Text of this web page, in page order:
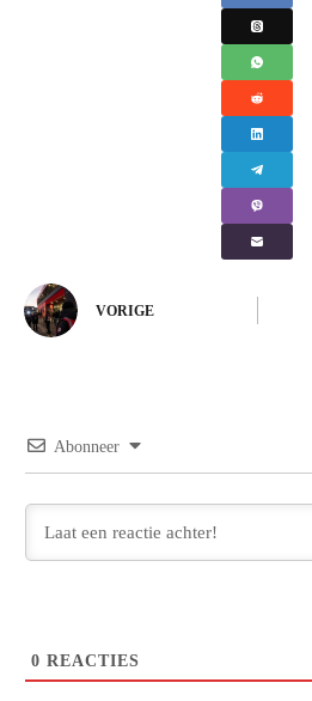
VORIGE
Abonneer
0 REACTIES